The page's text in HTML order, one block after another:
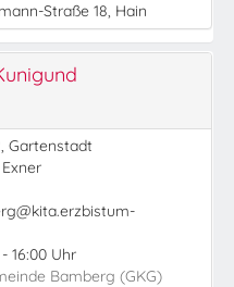
Straße 18, Hain
Gartenstadt
16:00 Uhr
Bamberg (GKG)